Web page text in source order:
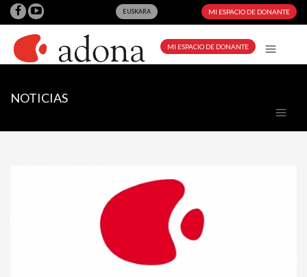
EUSKARA MI ESPACIO DE DONANTE
MI ESPACIO DE DONANTE
NOTICIAS